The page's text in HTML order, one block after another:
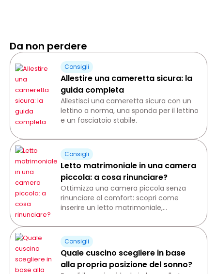
Da non perdere
Consigli
Allestire una cameretta sicura: la
guida completa
Allestisci una cameretta sicura con un
lettino a norma, una sponda per il lettino
e un fasciatoio stabile.
Consigli
Letto matrimoniale in una camera
piccola: a cosa rinunciare?
Ottimizza una camera piccola senza
rinunciare al comfort: scopri come
inserire un letto matrimoniale,
ambiente armonioso.
Consigli
Quale cuscino scegliere in base
alla propria posizione del sonno?